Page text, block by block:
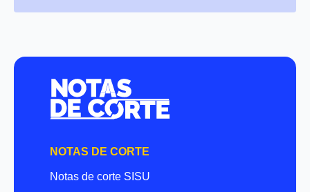
NOTAS DE CORTE
Notas de corte SISU